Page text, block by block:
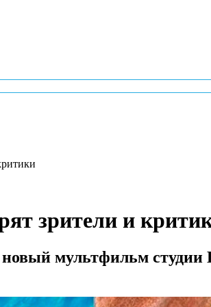
зрители и
мультфильм студии